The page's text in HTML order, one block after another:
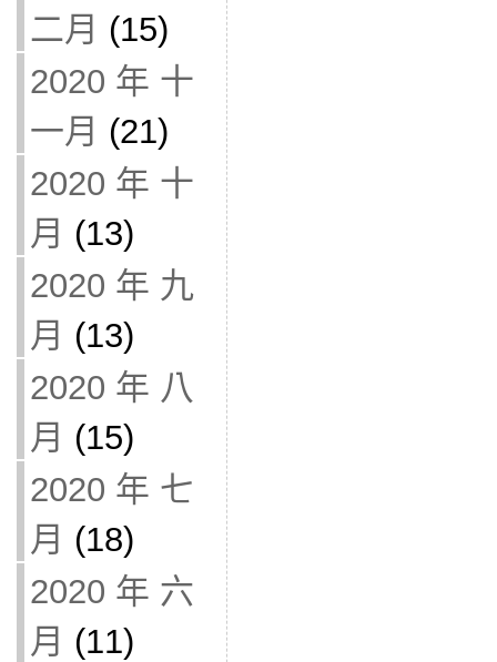
二月 (15)
2020 年 十
一月 (21)
2020 年 十
月 (13)
2020 年 九
月 (13)
2020 年 八
月 (15)
2020 年 七
月 (18)
2020 年 六
月 (11)